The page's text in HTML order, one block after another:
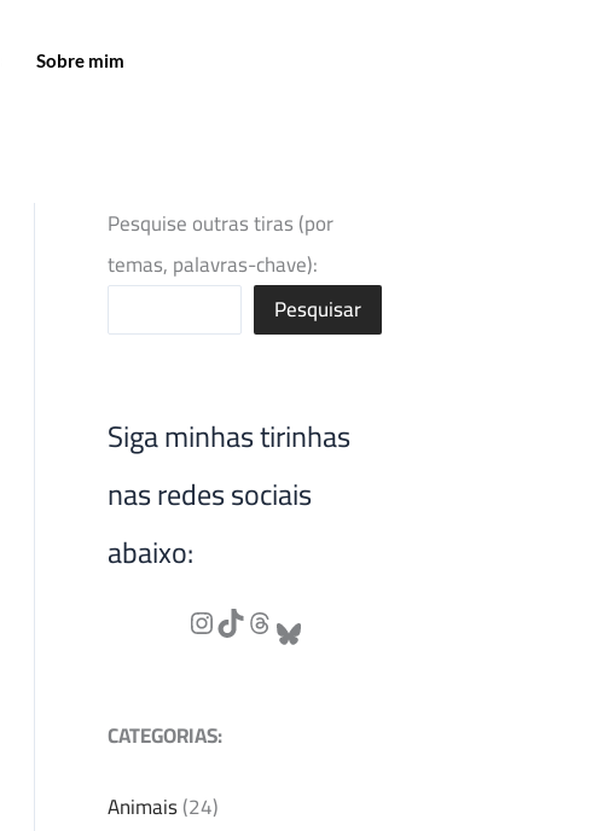
Sobre mim
Pesquise outras tiras (por
temas, palavras-chave):
Pesquisar
Siga minhas tirinhas
nas redes sociais
abaixo:
CATEGORIAS:
Animais(24)